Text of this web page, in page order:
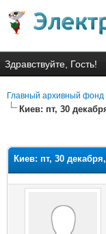
Здравствуйте, Гость!
Главный архивный фонд
Киев: пт, 30
Киев: пт, 30